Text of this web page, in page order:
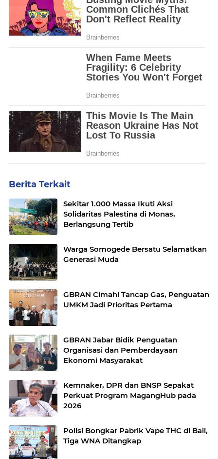
Berita Terkait
Sekitar 1.000 Massa Ikuti Aksi
Solidaritas Palestina di Monas,
Berlangsung Tertib
Warga Somogede Bersatu Selamatkan
Generasi Muda
GBRAN Cimahi Tancap Gas, Penguatan
UMKM Jadi Prioritas Pertama
GBRAN Jabar Bidik Penguatan
Organisasi dan Pemberdayaan
Ekonomi Masyarakat
Kemnaker, DPR dan BNSP Sepakat
Perkuat Program MagangHub pada
2026
Polisi Bongkar Pabrik Vape THC di Bali,
Tiga WNA Ditangkap